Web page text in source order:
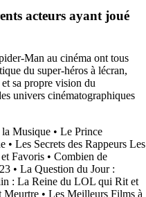
acteurs ayant joué
Man au cinéma ont tous
du super-héros à lécran,
sa propre vision du
univers cinématographiques
Musique • Le Prince
• Les Secrets des Rappeurs Les
Favoris • Combien de
• La Question du Jour :
: La Reine du LOL qui Rit et
Meurtre • Les Meilleurs Films à